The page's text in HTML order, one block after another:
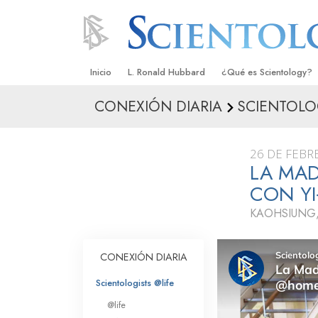
Inicio L. Ronald Hubbard ¿Qué es Scientology?
Creencias y Prácticas
Qué dicen los
Scientology
Conoce a un
Los Principios Básicos
Una Introducción a
CONEXIÓN DIARIA
26 DE
LA
CON
CONEXIÓN DIARIA
Scientologists @life
@life